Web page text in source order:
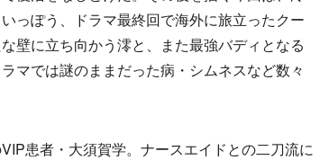
っぽう、ドラマ最終回で海外に旅立ったクー
壁に立ち向かう澪と、また最強バディとなる
マでは謎のままだった病・シムネスなど数々
患者・大須賀学。ナースエイドとの二刀流に